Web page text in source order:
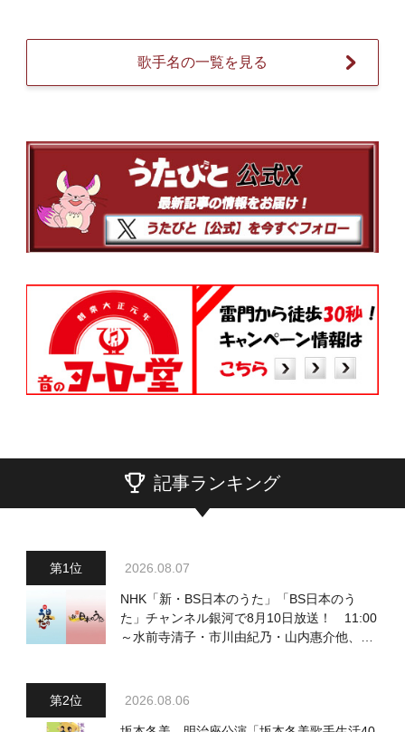
歌手名の一覧を見る
記事ランキング
2026.08.07
NHK「新・BS日本のうた」「BS日本のう
た」チャンネル銀河で8月10日放送！ 11:00
～水前寺清子・市川由紀乃・山内惠介他、
2026.08.06